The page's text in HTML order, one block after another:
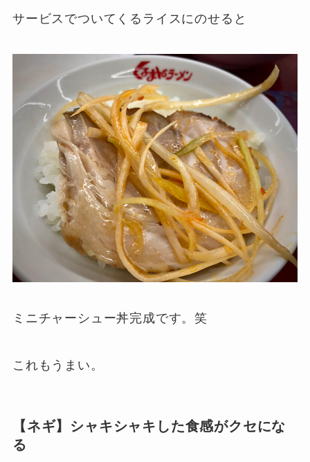
サービスでついてくるライスにのせると
ミニチャーシュー丼完成です。笑
これもうまい。
【ネギ】シャキシャキした食感がクセにな
る